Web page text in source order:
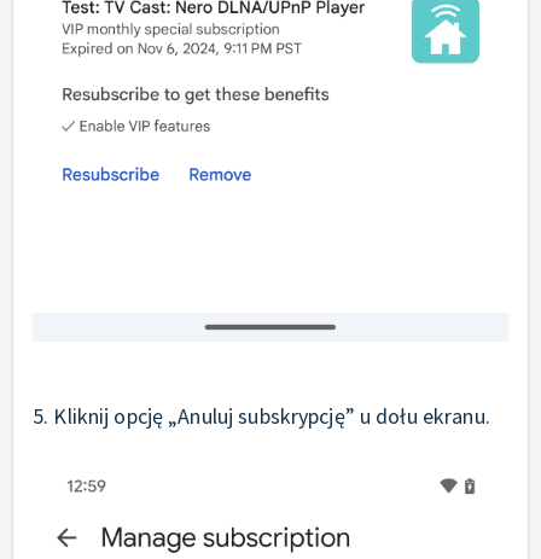
5. Kliknij opcję „Anuluj subskrypcję” u dołu ekranu.